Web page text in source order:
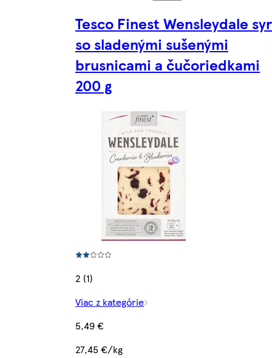
Tesco Finest Wensleydale syr
so sladenými sušenými
brusnicami a čučoriedkami
200 g
2 (1)
Viac z kategórie
5,49 €
27,45 €/kg